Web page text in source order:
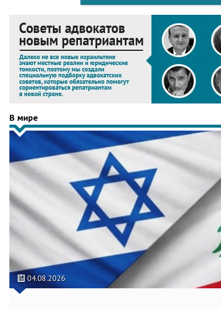
В мире
04.08.2026